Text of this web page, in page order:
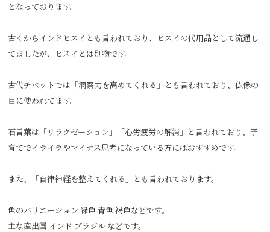
となっております。
古くからインドヒスイとも言われており、ヒスイの代用品として流通し
てましたが、ヒスイとは別物です。
古代チベットでは「洞察力を高めてくれる」とも言われており、仏像の
目に使われてます。
石言葉は「リラクゼーション」「心労疲労の解消」と言われており、子
育てでイライラやマイナス思考になっている方にはおすすめです。
また、「自律神経を整えてくれる」とも言われております。
色のバリエーション 緑色 青色 褐色などです。
主な産出国 インド ブラジル などです。